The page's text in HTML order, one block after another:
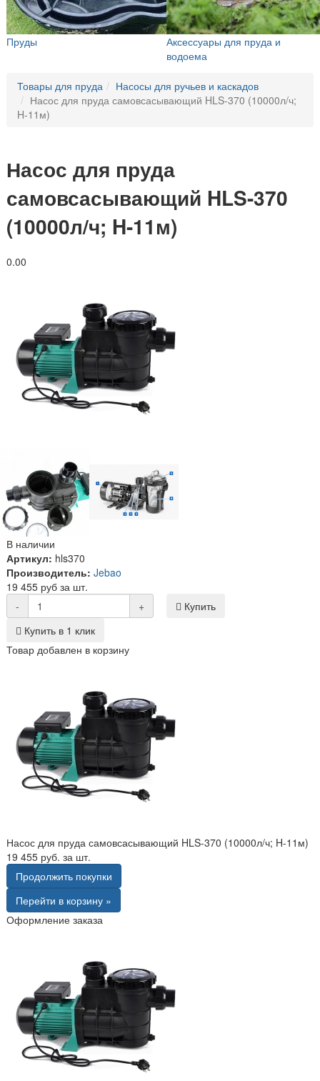
Пруды
Аксессуары для пруда и
водоема
Товары для пруда
Насосы для ручьев и каскадов
Насос для пруда самовсасывающий HLS-370 (10000л/ч;
H-11м)
Насос для пруда
самовсасывающий HLS-370
(10000л/ч; H-11м)
0.00
В наличии
Артикул: hls370
Производитель: Jebao
19 455 руб за шт.
-
+
Купить
Купить в 1 клик
Товар добавлен в корзину
Насос для пруда самовсасывающий HLS-370 (10000л/ч; H-11м)
19 455 руб. за шт.
Продолжить покупки
Перейти в корзину »
Оформление заказа